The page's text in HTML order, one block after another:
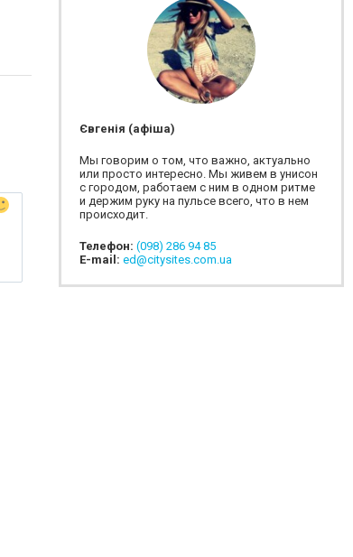
Євгенія (афіша)
Мы говорим о том, что важно, актуально
или просто интересно. Мы живем в унисон
с городом, работаем с ним в одном ритме
и держим руку на пульсе всего, что в нем
происходит.
Телефон: (098) 286 94 85
E-mail: ed@citysites.com.ua